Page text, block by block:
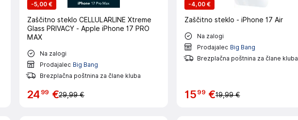
-5,00 €
Zaščitno steklo CELLULARLINE Xtreme
Glass PRIVACY - Apple iPhone 17 PRO
MAX
Na zalogi
Prodajalec Big Bang
Brezplačna poštnina za člane kluba
24 99 €29,99 €
-4,00 €
Zaščitno steklo - iPhone 17 Air
Na zalogi
Prodajalec Big Bang
Brezplačna poštnina za člane kluba
1599 €19,99 €